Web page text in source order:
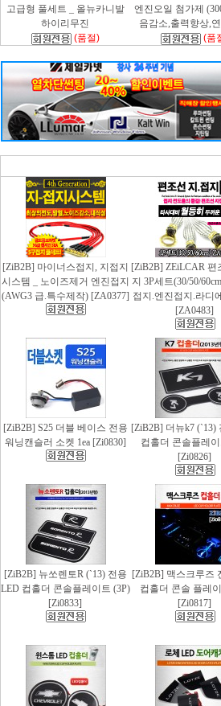
고급형 풀세트 _ 올뉴카니발
하이리무진
(품절)
엔진오일 첨가제
음감소,출력향상,
(품
[ZiB2B] 마이너스접지, 지접지
시스템 _ 노이즈제거 엔진접지
(AWG3 급.특수제작) [ZA0377]
[ZiB2B] ZEiLCAR 편
지 3P세트(30/50/
접지.엔진접지.라디
[ZA0483]
[ZiB2B] S25 더블 베이스 전용
워닝캔슬러 소켓 1ea [Zi0830]
[ZiB2B] 더뉴k7 (`13)
컵홀더 콘솔플레
[Zi0826]
[ZiB2B] 뉴쏘렌토R (`13) 전용
LED 컵홀더 콘솔플레이트 (3P)
[Zi0833]
[ZiB2B] 맥스크루즈
컵홀더 콘솔 플레
[Zi0817]